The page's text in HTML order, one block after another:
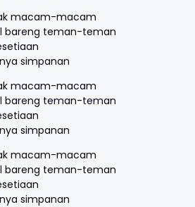
macam-macam
bareng teman-teman
simpanan
macam-macam
bareng teman-teman
simpanan
macam-macam
bareng teman-teman
simpanan